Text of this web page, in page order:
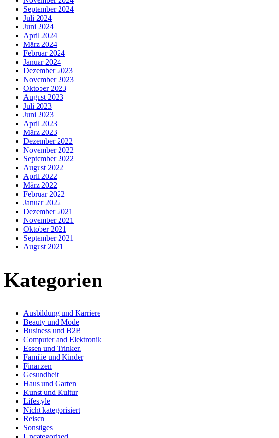
September 2024
Juli 2024
Juni 2024
April 2024
März 2024
Februar 2024
Januar 2024
Dezember 2023
November 2023
Oktober 2023
August 2023
Juli 2023
Juni 2023
April 2023
März 2023
Dezember 2022
November 2022
September 2022
August 2022
April 2022
März 2022
Februar 2022
Januar 2022
Dezember 2021
November 2021
Oktober 2021
September 2021
August 2021
Kategorien
Ausbildung und Karriere
Beauty und Mode
Business und B2B
Computer and Elektronik
Essen und Trinken
Familie und Kinder
Finanzen
Gesundheit
Haus und Garten
Kunst und Kultur
Lifestyle
Nicht kategorisiert
Reisen
Sonstiges
Uncategorized